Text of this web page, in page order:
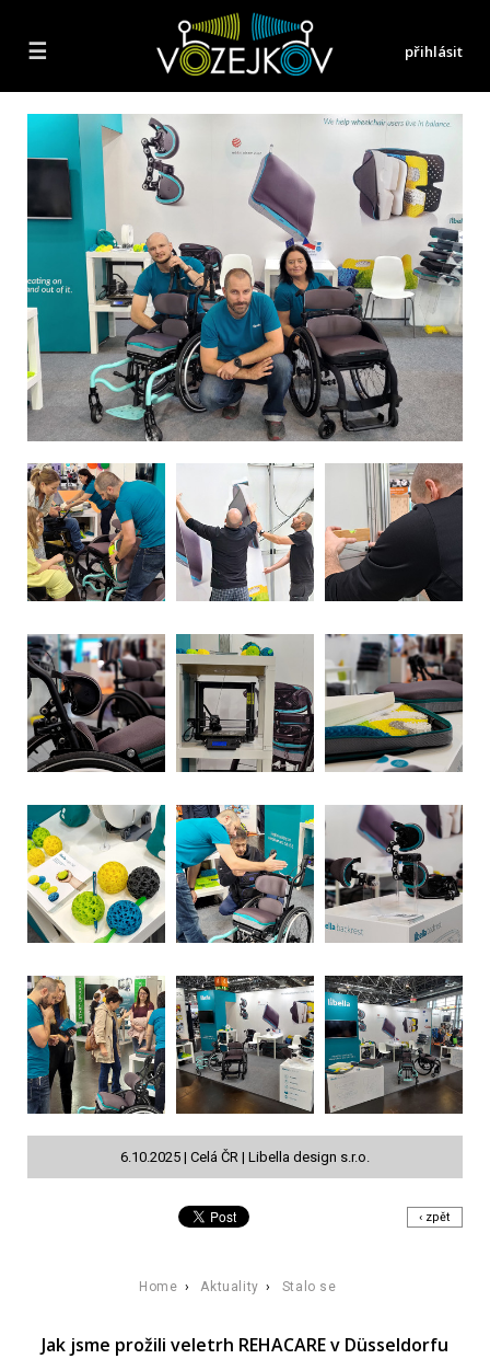
☰ přihlásit
6.10.2025 | Celá ČR | Libella design s.r.o.
‹ zpět
Home ›Aktuality › Stalo se
Jak jsme prožili veletrh REHACARE v Düsseldorfu